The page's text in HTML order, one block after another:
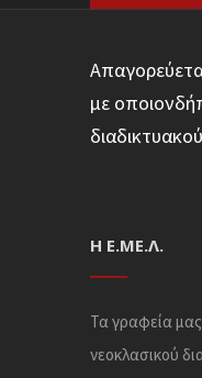
με
Η Ε.ΜΕ.Λ.
Τα γραφεία
νεοκλασικού